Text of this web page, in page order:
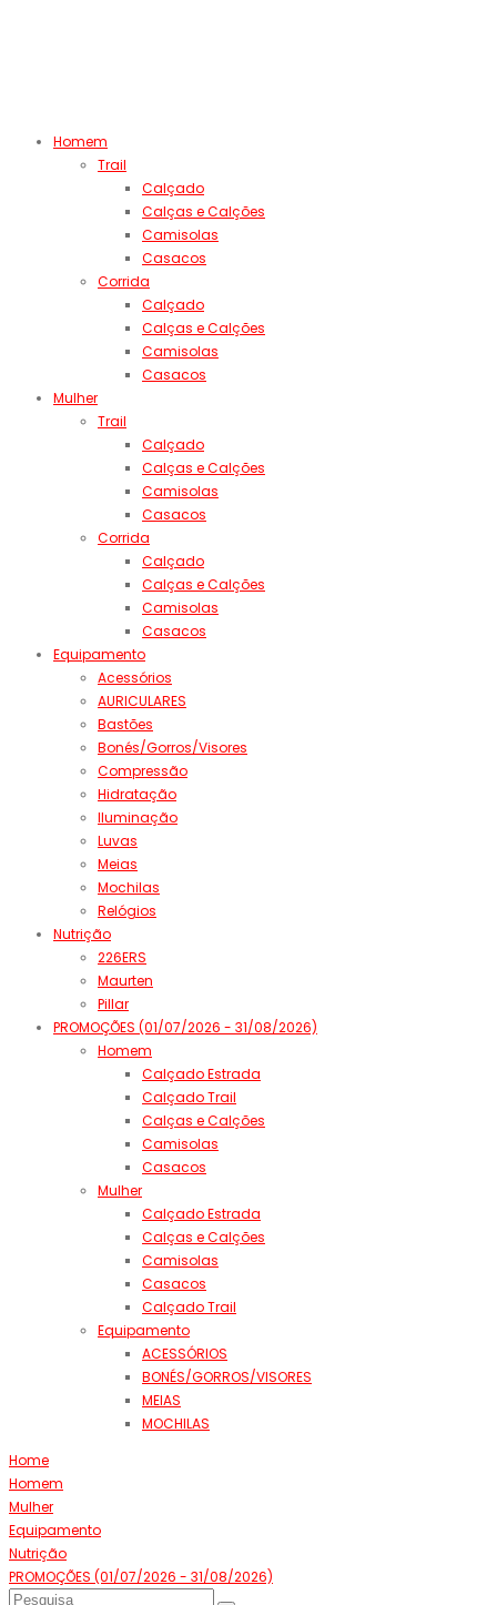
Homem
Trail
Calçado
Calças e Calções
Camisolas
Casacos
Corrida
Calçado
Calças e Calções
Camisolas
Casacos
Mulher
Trail
Calçado
Calças e Calções
Camisolas
Casacos
Corrida
Calçado
Calças e Calções
Camisolas
Casacos
Equipamento
Acessórios
AURICULARES
Bastões
Bonés/Gorros/Visores
Compressão
Hidratação
Iluminação
Luvas
Meias
Mochilas
Relógios
Nutrição
226ERS
Maurten
Pillar
PROMOÇÕES (01/07/2026 - 31/08/2026)
Homem
Calçado Estrada
Calçado Trail
Calças e Calções
Camisolas
Casacos
Mulher
Calçado Estrada
Calças e Calções
Camisolas
Casacos
Calçado Trail
Equipamento
ACESSÓRIOS
BONÉS/GORROS/VISORES
MEIAS
MOCHILAS
Home
Homem
Mulher
Equipamento
Nutrição
PROMOÇÕES (01/07/2026 - 31/08/2026)